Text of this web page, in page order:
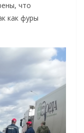
что
как фуры